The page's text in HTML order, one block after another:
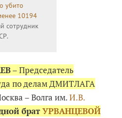
убито
10194
сотрудник
– Председатель
по делам ДМИТЛАГА
– Волга им.И.В.
братУРВАНЦЕВОЙ